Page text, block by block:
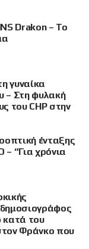
Drakon – Το
γυναίκα
– Στη φυλακή
του CHP στην
ένταξης
“Για χρόνια
κατά του
Φράνκο που